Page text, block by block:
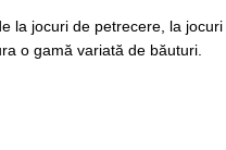
jocuri de petrecere, la
o gamă variată de băuturi.